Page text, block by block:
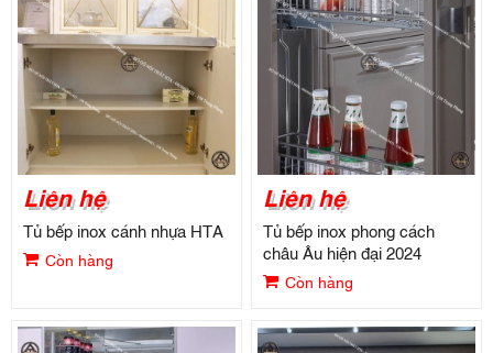
Liên hệ
Tủ bếp inox cánh nhựa HTA
Còn hàng
Liên hệ
Tủ bếp inox phong cách
châu Âu hiện đại 2024
Còn hàng